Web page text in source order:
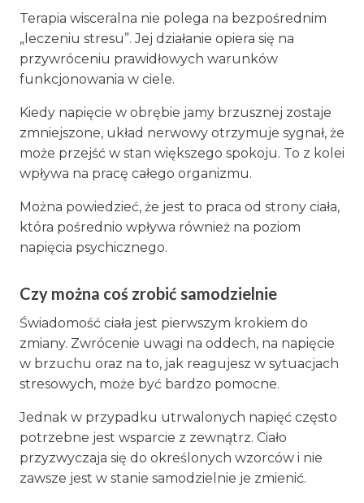
Terapia wisceralna nie polega na bezpośrednim
„leczeniu stresu”. Jej działanie opiera się na
przywróceniu prawidłowych warunków
funkcjonowania w ciele.
Kiedy napięcie w obrębie jamy brzusznej zostaje
zmniejszone, układ nerwowy otrzymuje sygnał, że
może przejść w stan większego spokoju. To z kolei
wpływa na pracę całego organizmu.
Można powiedzieć, że jest to praca od strony ciała,
która pośrednio wpływa również na poziom
napięcia psychicznego.
Czy można coś zrobić samodzielnie
Świadomość ciała jest pierwszym krokiem do
zmiany. Zwrócenie uwagi na oddech, na napięcie
w brzuchu oraz na to, jak reagujesz w sytuacjach
stresowych, może być bardzo pomocne.
Jednak w przypadku utrwalonych napięć często
potrzebne jest wsparcie z zewnątrz. Ciało
przyzwyczaja się do określonych wzorców i nie
zawsze jest w stanie samodzielnie je zmienić.